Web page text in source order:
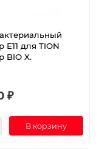
Е11 для TION
BIO X.
₽
В корзину